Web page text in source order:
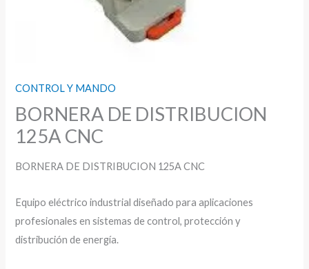
CONTROL Y MANDO
BORNERA DE DISTRIBUCION
125A CNC
BORNERA DE DISTRIBUCION 125A CNC
Equipo eléctrico industrial diseñado para aplicaciones
profesionales en sistemas de control, protección y
distribución de energía.